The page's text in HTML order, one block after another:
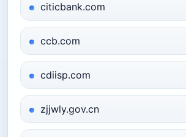
citicbank.com
ccb.com
cdiisp.com
zjjwly.gov.cn